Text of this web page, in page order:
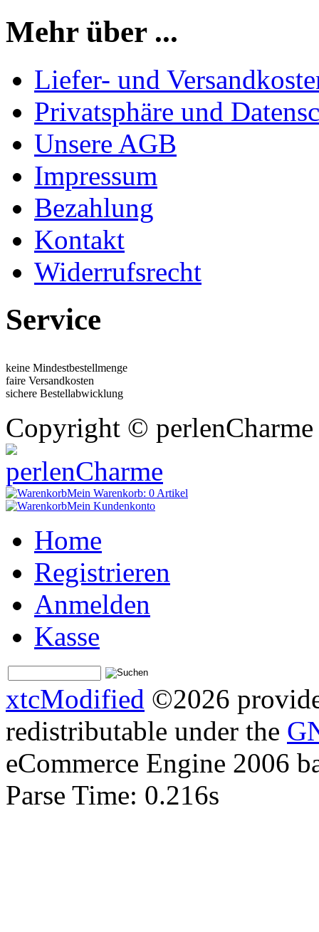
Mehr über ...
Liefer- und
Privatsphäre und
Unsere AGB
Impressum
Bezahlung
Kontakt
Widerrufsrecht
Service
keine Mindestbestellmenge
faire Versandkosten
sichere Bestellabwicklung
Copyright ©
Mein Warenkorb: 0 Artikel
Mein Kundenkonto
Home
Registrieren
Anmelden
Kasse
xtcModified ©2026
redistributable under the
eCommerce Engine 2006
Parse Time: 0.216s